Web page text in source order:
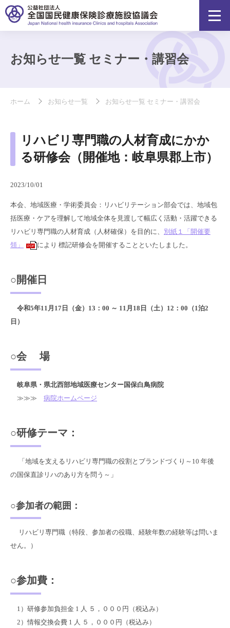
お知らせ一覧 セミナー・講習会
ホーム お知らせ一覧 お知らせ一覧 セミナー・講習会
リハビリ専門職の人材育成にかか
る研修会（開催地：岐阜県郡上市）
2023/10/01
本会、地域医療・学術委員会：リハビリテーション部会では、地域包
括医療・ケアを理解して地域全体を見渡して幅広く活動・活躍できる
リハビリ専門職の人材育成（人材確保）を目的に、 別紙１「開催要
領」
PDF により 標記研修会を開催することといたしました。
○開催日
令和5年11月17日（金）13：00 ～ 11月18日（土）12：00（1泊2
日）
○会 場
岐阜県・県北西部地域医療センター国保白鳥病院
≫≫≫ 病院ホームページ
○研修テーマ：
「地域を支えるリハビリ専門職の役割とブランドづくり～10 年後
の国保直診リハのあり方を問う～」
○参加者の範囲：
リハビリ専門職（特段、参加者の役職、経験年数の経験等は問いま
せん。）
○参加費：
1）研修参加負担金 1 人 ５，０００円（税込み）
2）情報交換会費 1 人 ５，０００円（税込み）